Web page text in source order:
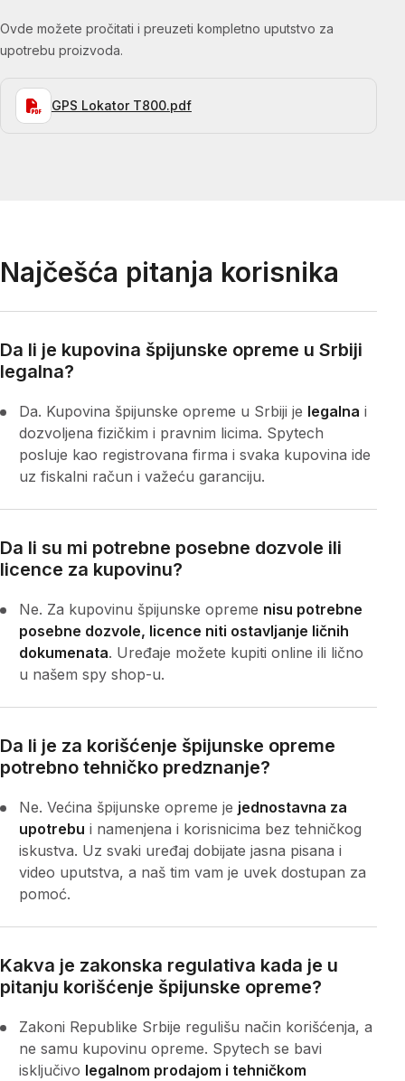
Ovde možete pročitati i preuzeti kompletno uputstvo za
upotrebu proizvoda.
GPS Lokator T800.pdf
Najčešća pitanja korisnika
Da li je kupovina špijunske opreme u Srbiji
legalna?
Da. Kupovina špijunske opreme u Srbiji je legalna i
dozvoljena fizičkim i pravnim licima. Spytech
posluje kao registrovana firma i svaka kupovina ide
uz fiskalni račun i važeću garanciju.
Da li su mi potrebne posebne dozvole ili
licence za kupovinu?
Ne. Za kupovinu špijunske opreme nisu potrebne
posebne dozvole, licence niti ostavljanje ličnih
dokumenata. Uređaje možete kupiti online ili lično
u našem spy shop-u.
Da li je za korišćenje špijunske opreme
potrebno tehničko predznanje?
Ne. Većina špijunske opreme je jednostavna za
upotrebu i namenjena i korisnicima bez tehničkog
iskustva. Uz svaki uređaj dobijate jasna pisana i
video uputstva, a naš tim vam je uvek dostupan za
pomoć.
Kakva je zakonska regulativa kada je u
pitanju korišćenje špijunske opreme?
Zakoni Republike Srbije regulišu način korišćenja, a
ne samu kupovinu opreme. Spytech se bavi
isključivo legalnom prodajom i tehničkom